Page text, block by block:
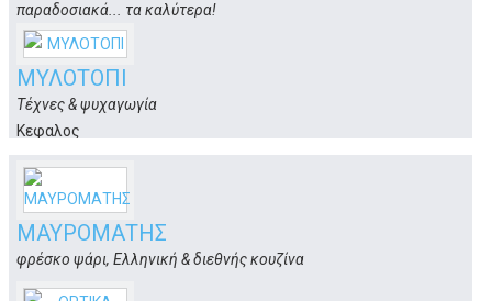
παραδοσιακά... τα καλύτερα!
Πλατάνι, Ασκληπιού 66
Κως
ΜΥΛΟΤΟΠΙ
Τέχνες & ψυχαγωγία
Κεφαλος
ΜΑΥΡΟΜΑΤΗΣ
φρέσκο ψάρι, Ελληνική & διεθνής κουζίνα
Ψαλίδι, Γ. Παπανδρέου 16